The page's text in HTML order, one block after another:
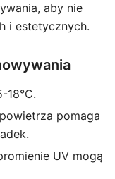
aby nie
i estetycznych.
18°C.
pomaga
UV mogą